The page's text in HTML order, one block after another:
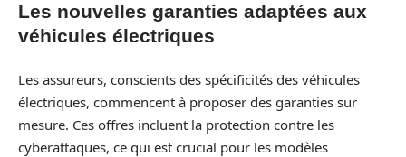
Les nouvelles garanties adaptées aux
véhicules électriques
Les assureurs, conscients des spécificités des véhicules
électriques, commencent à proposer des garanties sur
mesure. Ces offres incluent la protection contre les
cyberattaques, ce qui est crucial pour les modèles